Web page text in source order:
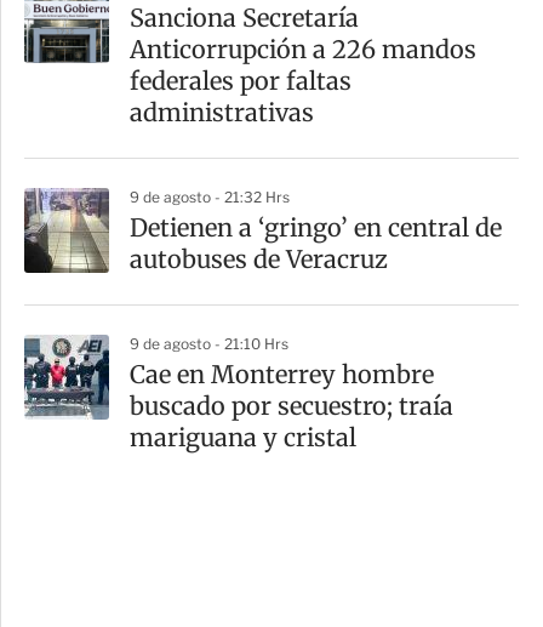
Sanciona Secretaría
Anticorrupción a 226 mandos
federales por faltas
administrativas
9 de agosto - 21:32 Hrs
Detienen a ‘gringo’ en central de
autobuses de Veracruz
9 de agosto - 21:10 Hrs
Cae en Monterrey hombre
buscado por secuestro; traía
mariguana y cristal